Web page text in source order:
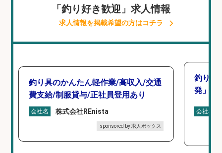
「釣り好き歓迎」求人情報
求人情報を掲載希望の方はコチラ
釣り具のかんたん軽作業/高収入/交通
費支給/制服貸与/正社員登用あり
会社名 株式会社REnista
sponsored by 求人ボックス
釣り好
発」/
会社名